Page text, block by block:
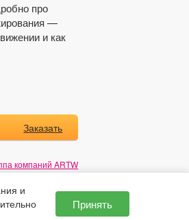
про
—
и как
Заказать
компаний ARTW
сайта - ХМ
консультации
и
Принять